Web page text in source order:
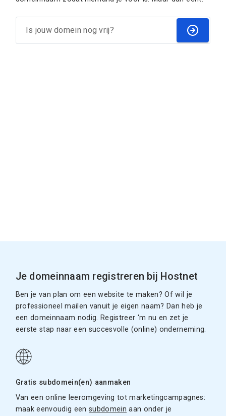
Je domeinnaam registreren bij Hostnet
Ben je van plan om een website te maken? Of wil je
professioneel mailen vanuit je eigen naam? Dan heb je
een domeinnaam nodig. Registreer ‘m nu en zet je
eerste stap naar een succesvolle (online) onderneming.
Gratis subdomein(en) aanmaken
Van een online leeromgeving tot marketingcampagnes:
maak eenvoudig eensubdomein aan onder je